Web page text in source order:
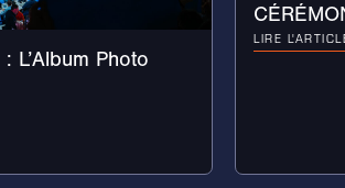
L’Album Photo
LIRE